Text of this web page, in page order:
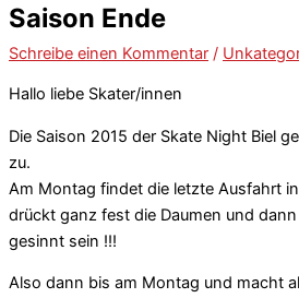
Saison Ende
Schreibe einen Kommentar /
Hallo liebe Skater/innen
Die Saison 2015 der Skate Night Biel
Am Montag findet die letzte Ausfahrt
drückt ganz fest die Daumen und
gesinnt sein !!!
Also dann bis am Montag und macht